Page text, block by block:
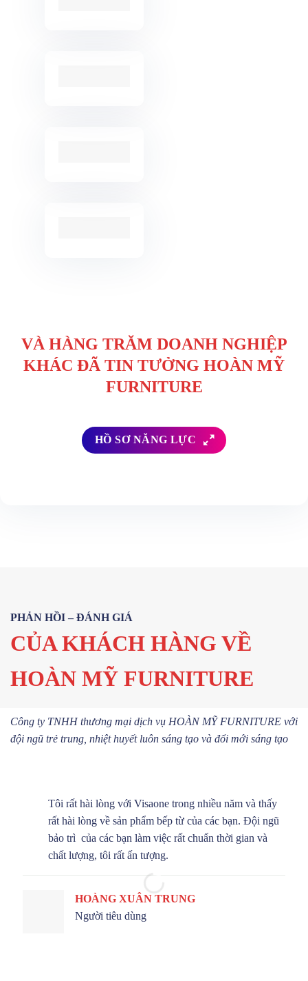
VÀ HÀNG TRĂM DOANH NGHIỆP
KHÁC ĐÃ TIN TƯỞNG HOÀN MỸ
FURNITURE
HỒ SƠ NĂNG LỰC
PHẢN HỒI – ĐÁNH GIÁ
CỦA KHÁCH HÀNG VỀ
HOÀN MỸ FURNITURE
Công ty TNHH thương mại dịch vụ HOÀN MỸ FURNITURE với
đội ngũ trẻ trung, nhiệt huyết luôn sáng tạo và đổi mới sáng tạo
Tôi rất hài lòng với Visaone trong nhiều năm và thấy
rất hài lòng về sản phẩm bếp từ của các bạn. Đội ngũ
bảo trì của các bạn làm việc rất chuẩn thời gian và
chất lượng, tôi rất ấn tượng.
HOÀNG XUÂN TRUNG
Người tiêu dùng